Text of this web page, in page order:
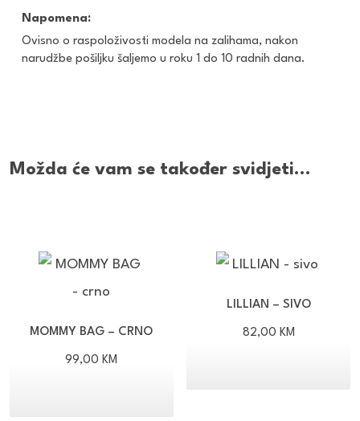
Napomena:
Ovisno o raspoloživosti modela na zalihama, nakon
narudžbe pošiljku šaljemo u roku 1 do 10 radnih dana.
Možda će vam se također svidjeti…
MOMMY BAG – CRNO
99,00 KM
LILLIAN – SIVO
82,00 KM